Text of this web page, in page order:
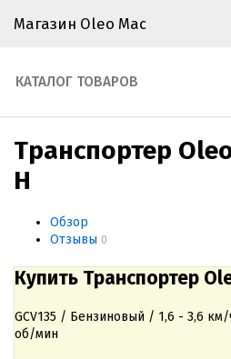
Магазин Oleo Mac
КАТАЛОГ ТОВАРОВ
Транспортер
H
Обзор
Отзывы 0
Купить Транспортер
GCV135 / Бензиновый / 1,6 - 3,6
об/мин